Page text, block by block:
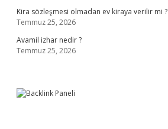
Kira sözleşmesi olmadan ev kiraya verilir mi ?
Temmuz 25, 2026
Avamil izhar nedir ?
Temmuz 25, 2026